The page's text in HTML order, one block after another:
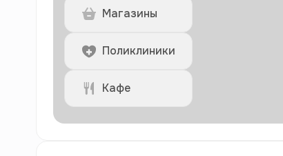
Магазины
Поликлиники
Кафе